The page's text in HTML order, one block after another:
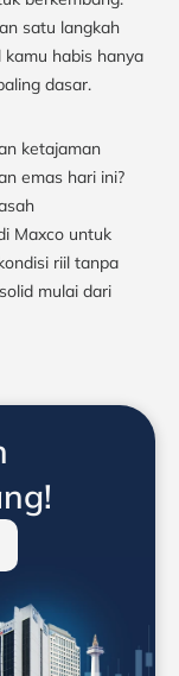
satu langkah
kamu habis hanya
dasar.
ketajaman
emas hari ini?
Maxco untuk
riil tanpa
mulai dari